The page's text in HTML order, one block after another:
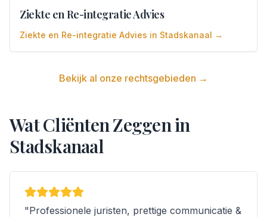
Ziekte en Re-integratie Advies
Ziekte en Re-integratie Advies in Stadskanaal →
Bekijk al onze rechtsgebieden →
Wat Cliënten Zeggen in
Stadskanaal
"Professionele juristen, prettige communicatie &